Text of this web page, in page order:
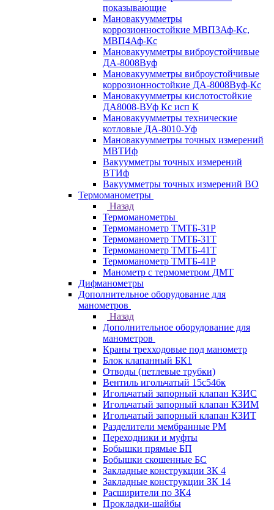
показывающие
Мановакуумметры
коррозионностойкие МВП3Аф-Кс,
МВП4Аф-Кс
Мановакуумметры виброустойчивые
ДА-8008Вуф
Мановакуумметры виброустойчивые
коррозионностойкие ДА-8008Вуф-Кс
Мановакуумметры кислотостойкие
ДА8008-ВУф Кс исп К
Мановакуумметры технические
котловые ДА-8010-Уф
Мановакуумметры точных измерений
МВТИф
Вакуумметры точных измерений
ВТИф
Вакуумметры точных измерений ВО
Термоманометры
Назад
Термоманометры
Термоманометр ТМТБ-31Р
Термоманометр ТМТБ-31Т
Термоманометр ТМТБ-41Т
Термоманометр ТМТБ-41Р
Манометр с термометром ДМТ
Дифманометры
Дополнительное оборудование для
манометров
Назад
Дополнительное оборудование для
манометров
Краны трехходовые под манометр
Блок клапанный БК1
Отводы (петлевые трубки)
Вентиль игольчатый 15с54бк
Игольчатый запорный клапан КЗИС
Игольчатый запорный клапан КЗИМ
Игольчатый запорный клапан КЗИТ
Разделители мембранные РМ
Переходники и муфты
Бобышки прямые БП
Бобышки скошенные БС
Закладные конструкции ЗК 4
Закладные конструкции ЗК 14
Расширители по ЗК4
Прокладки-шайбы